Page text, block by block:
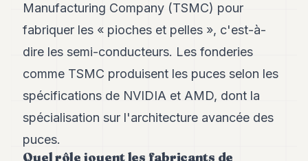
TECH
FINANCE
DE
VIVRE
ARTS
ASSURANCE
Manufacturing Company (TSMC) pour
fabriquer les « pioches et pelles », c'est-à-
dire les semi-conducteurs. Les fonderies
comme TSMC produisent les puces selon les
spécifications de NVIDIA et AMD, dont la
spécialisation sur l'architecture avancée des
puces.
Quel rôle jouent les fabricants de